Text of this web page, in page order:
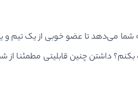
شما می‌دهد تا عضو خوبی از یک تیم
داشتن چنین قابلیتی مطمئنا از